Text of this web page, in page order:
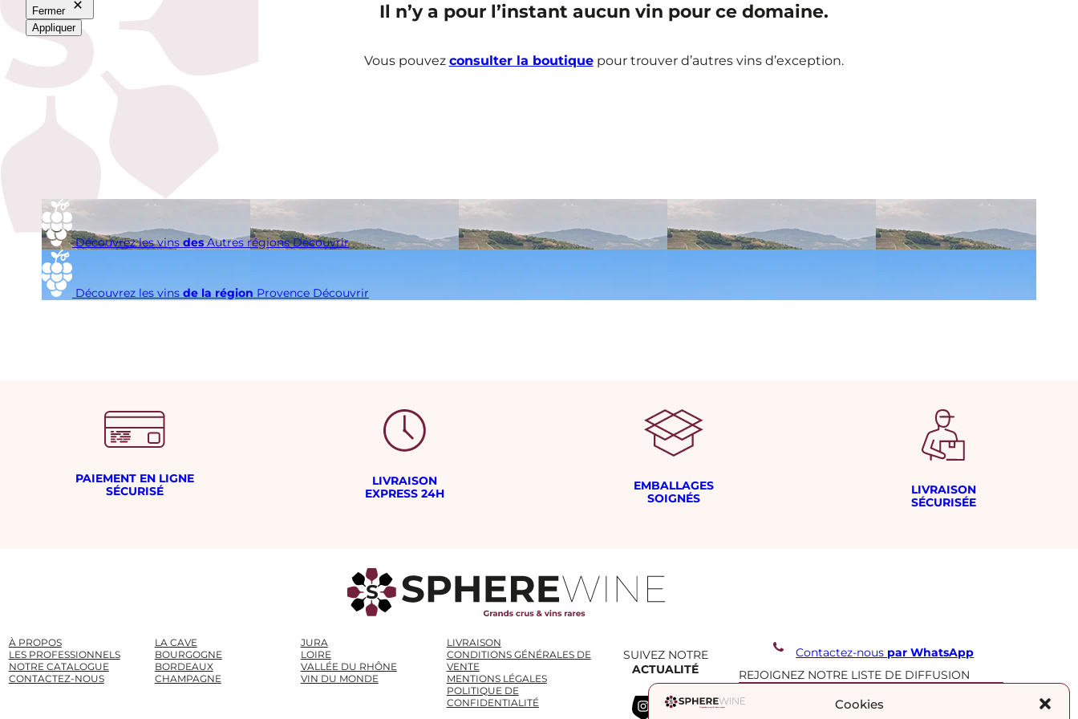
Cookies
Fermer
Appliquer
Il n’y a pour l’instant aucun vin pour ce domaine.
Vous pouvez consulter la boutiquepour trouver d’autres vins d’exception.
Découvrez les vins desAutres régions Découvrir
Découvrez les vins de la région Provence Découvrir
PAIEMENT EN LIGNE
SÉCURISÉ
LIVRAISON
EXPRESS 24H
EMBALLAGES
SOIGNÉS
LIVRAISON
SÉCURISÉE
À PROPOS
LES PROFESSIONNELS
NOTRE CATALOGUE
CONTACTEZ-NOUS
LA CAVE
BOURGOGNE
BORDEAUX
CHAMPAGNE
JURA
LOIRE
VALLÉE DU RHÔNE
VIN DU MONDE
LIVRAISON
CONDITIONS GÉNÉRALES DE
VENTE
MENTIONS LÉGALES
POLITIQUE DE
CONFIDENTIALITÉ
SUIVEZ NOTRE
ACTUALITÉ
Instagram WhatsApp LinkedIn
Contactez-nous par WhatsApp
REJOIGNEZ NOTRE LISTE DE DIFFUSION